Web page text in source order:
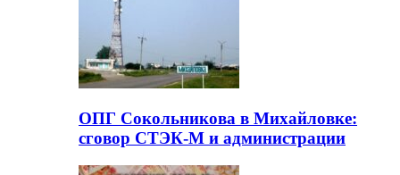
ОПГ Сокольникова в Михайловке:
сговор СТЭК-М и администрации